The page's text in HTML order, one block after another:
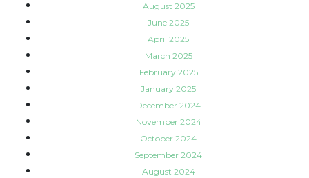
August 2025
June 2025
April 2025
March 2025
February 2025
January 2025
December 2024
November 2024
October 2024
September 2024
August 2024